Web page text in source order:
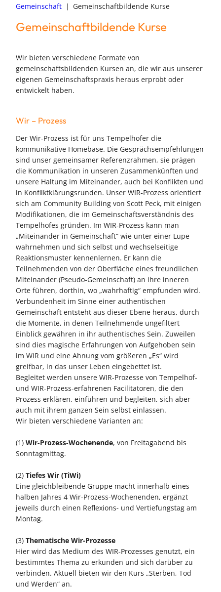
Gemeinschaft | Gemeinschaftbildende Kurse
Gemeinschaftbildende Kurse
Wir bieten verschiedene Formate von
gemeinschaftsbildenden Kursen an, die wir aus unserer
eigenen Gemeinschaftspraxis heraus erprobt oder
entwickelt haben.
Wir – Prozess
Der Wir-Prozess ist für uns Tempelhofer die
kommunikative Homebase. Die Gesprächsempfehlungen
sind unser gemeinsamer Referenzrahmen, sie prägen
die Kommunikation in unseren Zusammenkünften und
unsere Haltung im Miteinander, auch bei Konflikten und
in Konfliktklärungsrunden. Unser WIR-Prozess orientiert
sich am Community Building von Scott Peck, mit einigen
Modifikationen, die im Gemeinschaftsverständnis des
Tempelhofes gründen. Im WIR-Prozess kann man
„Miteinander in Gemeinschaft“ wie unter einer Lupe
wahrnehmen und sich selbst und wechselseitige
Reaktionsmuster kennenlernen. Er kann die
Teilnehmenden von der Oberfläche eines freundlichen
Miteinander (Pseudo-Gemeinschaft) an ihre inneren
Orte führen, dorthin, wo „wahrhaftig“ empfunden wird.
Verbundenheit im Sinne einer authentischen
Gemeinschaft entsteht aus dieser Ebene heraus, durch
die Momente, in denen Teilnehmende ungefiltert
Einblick gewähren in ihr authentisches Sein. Zuweilen
sind dies magische Erfahrungen von Aufgehoben sein
im WIR und eine Ahnung vom größeren „Es“ wird
greifbar, in das unser Leben eingebettet ist.
Begleitet werden unsere WIR-Prozesse von Tempelhof-
und WIR-Prozess-erfahrenen Facilitatoren, die den
Prozess erklären, einführen und begleiten, sich aber
auch mit ihrem ganzen Sein selbst einlassen.
Wir bieten verschiedene Varianten an:
(1) Wir-Prozess-Wochenende, von Freitagabend bis
Sonntagmittag.
(2) Tiefes Wir (TiWi)
Eine gleichbleibende Gruppe macht innerhalb eines
halben Jahres 4 Wir-Prozess-Wochenenden, ergänzt
jeweils durch einen Reflexions- und Vertiefungstag am
Montag.
(3) Thematische Wir-Prozesse
Hier wird das Medium des WIR-Prozesses genutzt, ein
bestimmtes Thema zu erkunden und sich darüber zu
verbinden. Aktuell bieten wir den Kurs „Sterben, Tod
und Werden“ an.